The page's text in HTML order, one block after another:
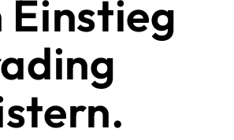
Einstieg